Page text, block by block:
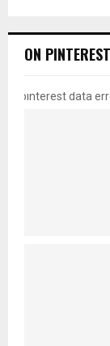
ON PINTEREST
pinterest data